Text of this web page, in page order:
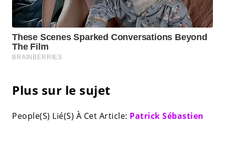
Plus sur le sujet
People(S) Lié(S) À Cet Article: Patrick Sébastien